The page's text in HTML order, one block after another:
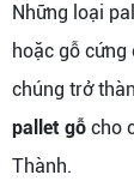
Những loại
hoặc gỗ
chúng trở
pallet gỗ cho
Thành.